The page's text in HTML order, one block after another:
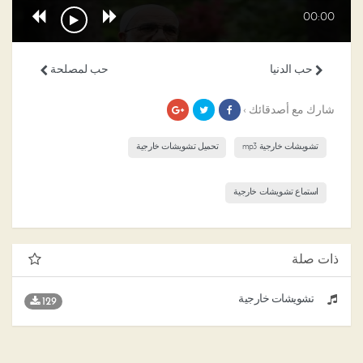
00:00
حب لمصلحة حب الدنيا
شارك مع أصدقائك ›
تشويشات خارجية mp3 تحميل تشويشات خارجية
استماع تشويشات خارجية
ذات صلة
تشويشات خارجية 129